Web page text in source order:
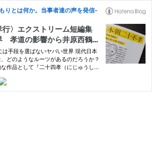
りとは何か。当事者達の声を発信-
〉エクストリーム短編集
孝道の影響から井原西鶴
で手段を選ばないヤバい世界 現代日本
どのようなルーツがあるのだろうか？
作品として『二十四孝（にじゅうしこ
ような話が出ている。 ・親が飢えて